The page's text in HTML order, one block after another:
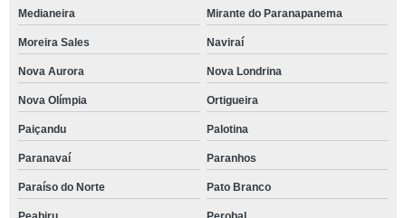
Medianeira Mirante do Paranapanema
Moreira Sales Naviraí
Nova Aurora Nova Londrina
Nova Olímpia Ortigueira
Paiçandu Palotina
Paranavaí Paranhos
Paraíso do Norte Pato Branco